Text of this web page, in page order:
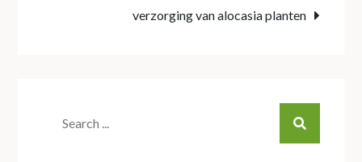
verzorging van alocasia planten